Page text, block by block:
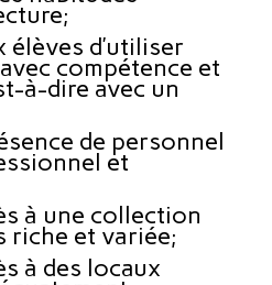
élèves d’utiliser
compétence et
à-dire avec un
de personnel
et
à une collection
riche et variée;
à des locaux